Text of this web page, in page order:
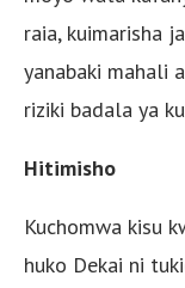
raia, kuimarisha
yanabaki mahali
riziki badala ya
Hitimisho
Kuchomwa kisu
huko Dekai ni